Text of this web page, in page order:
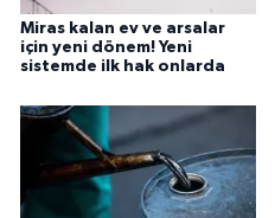
Miras kalan ev ve arsalar
için yeni dönem! Yeni
sistemde ilk hak onlarda